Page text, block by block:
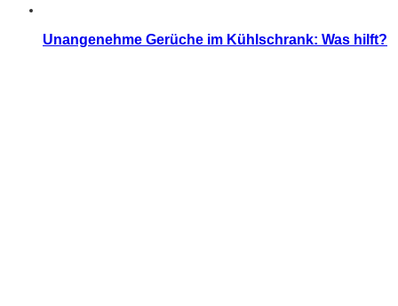
Unangenehme Gerüche im Kühlschrank: Was hilft?